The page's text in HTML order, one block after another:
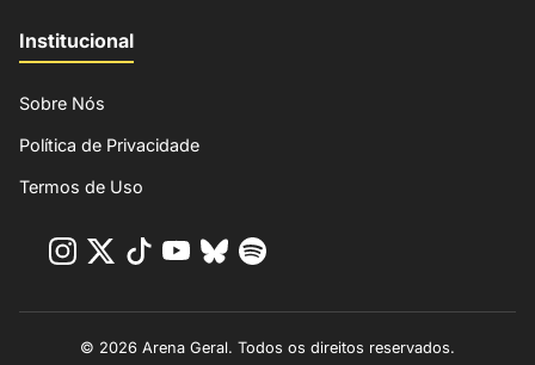
Institucional
Sobre Nós
Política de Privacidade
Termos de Uso
© 2026 Arena Geral. Todos os direitos reservados.